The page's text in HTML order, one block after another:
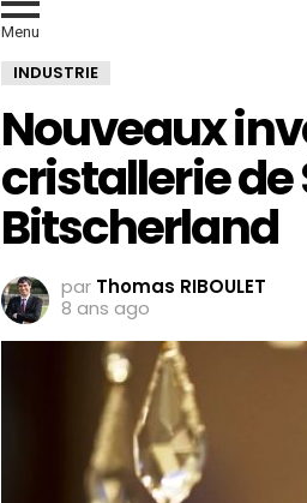
Menu
INDUSTRIE
Nouveaux
cristallerie de
Bitscherland
par Thomas RIBOULET
8 ans ago